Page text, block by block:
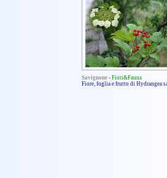
Savignone - Fiori&Fauna
Fiore, foglia e frutto di Hydrangea